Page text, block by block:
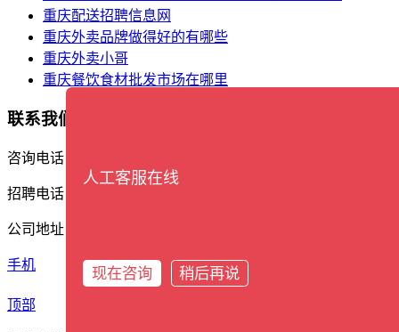
重庆配送招聘信息网
重庆外卖品牌做得好的有哪些
重庆外卖小哥
重庆餐饮食材批发市场在哪里
联系我们
咨询电话：17338388561
招聘电话：13609402162
公司地址：重庆市渝北区石盘河商务区宝环东路2号
手机
分类
顶部
人工客服在线
现在咨询 稍后再说